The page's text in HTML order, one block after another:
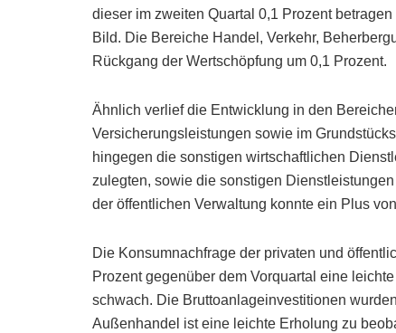
dieser im zweiten Quartal 0,1 Prozent
Bild. Die Bereiche Handel, Verkehr,
Rückgang der Wertschöpfung um 0,1 Prozent.
Ähnlich verlief die Entwicklung in den
Versicherungsleistungen sowie im
hingegen die sonstigen wirtschaftlichen
zulegten, sowie die sonstigen
der öffentlichen Verwaltung konnte ein Plus
Die Konsumnachfrage der privaten und
Prozent gegenüber dem Vorquartal eine
schwach. Die Bruttoanlageinvestitionen
Außenhandel ist eine leichte Erholung zu